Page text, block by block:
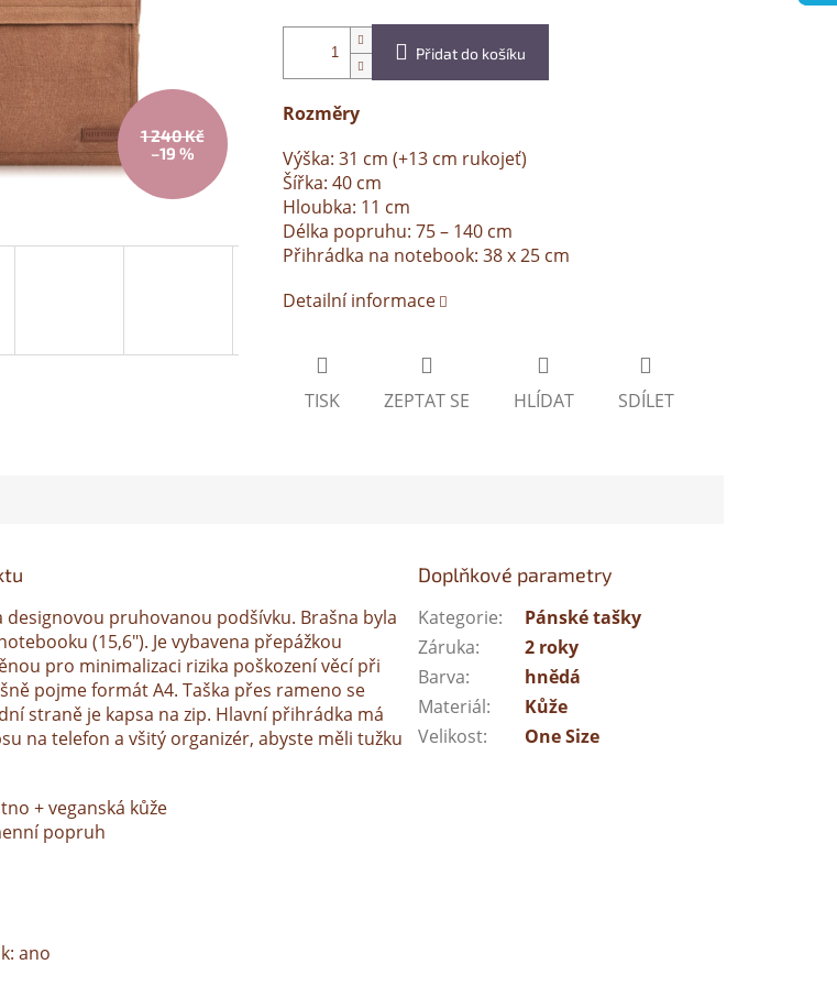
1 240 Kč
–19 %
Přidat do košíku
Rozměry
Výška: 31 cm (+13 cm rukojeť)
Šířka: 40 cm
Hloubka: 11 cm
Délka popruhu: 75 – 140 cm
Přihrádka na notebook: 38 x 25 cm
Detailní informace
TISK ZEPTAT SE HLÍDAT SDÍLET
designovou pruhovanou podšívku. Brašna byla
(15,6"). Je vybavena přepážkou
pro minimalizaci rizika poškození věcí při
pojme formát A4. Taška přes rameno se
straně je kapsa na zip. Hlavní přihrádka má
na telefon a všitý organizér, abyste měli tužku
+ veganská kůže
popruh
ano
Doplňkové parametry
Kategorie:
Pánské tašky
Záruka:
2 roky
Barva:
hnědá
Materiál:
Kůže
Velikost: One Size